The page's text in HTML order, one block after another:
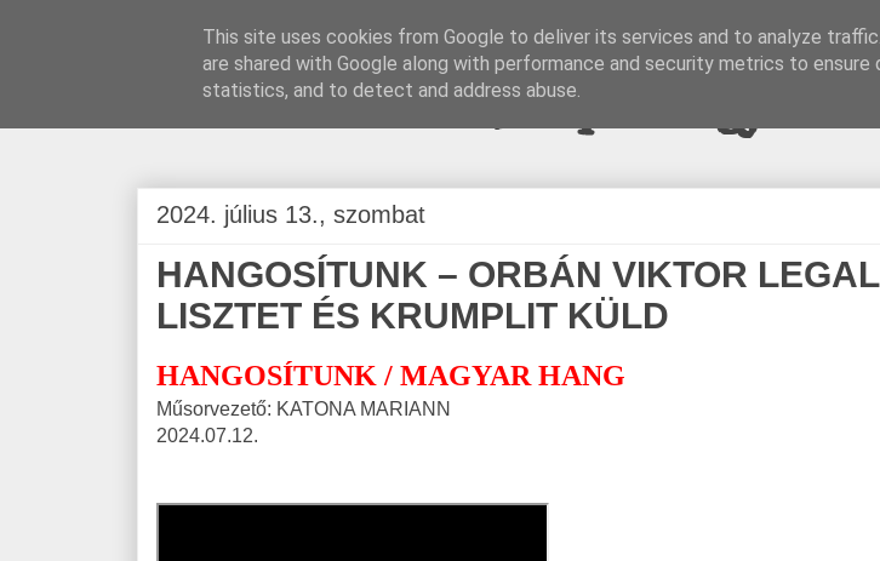
BLOGÁSZAT, napi blogjava
2024. július 13., szombat
HANGOSÍTUNK – ORBÁN VIKTOR
LISZTET ÉS KRUMPLIT KÜLD
HANGOSÍTUNK / MAGYAR HANG
Műsorvezető: KATONA MARIANN
2024.07.12.
This site uses cookies from Google to deliver its services and to analyze
are shared with Google along with performance and security metrics to
statistics, and to detect and address abuse.